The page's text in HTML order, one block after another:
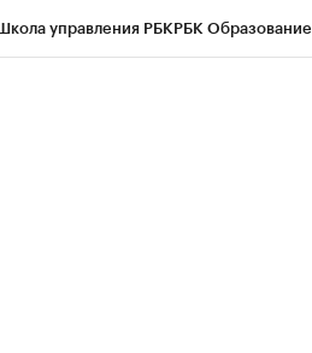
управления РБКРБК Образование